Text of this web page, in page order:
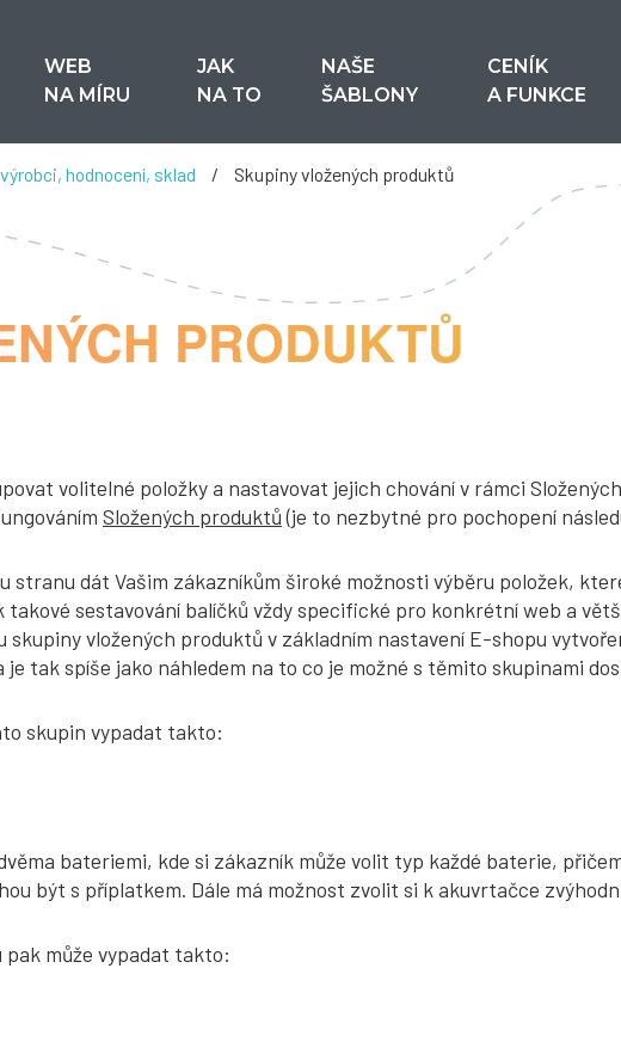
WEB
NA MÍRU
JAK
NA TO
NAŠE
ŠABLONY
CENÍK
A FUNKCE
PRODUKTŮ
hodnocení, sklad / Skupiny vložených produktů
volitelné položky a nastavovat jejich chování v rámci
Složených produktů(je to nezbytné pro pochopení
stranu dát Vašim zákazníkům široké možnosti výběru položek,
sestavování balíčků vždy specifické pro konkrétní web a
vložených produktů v základním nastavení E-shopu
tak spíše jako náhledem na to co je možné s těmito skupinami
skupin vypadat takto:
bateriemi, kde si zákazník může volit typ každé baterie,
být s příplatkem. Dále má možnost zvolit si k akuvrtačce
může vypadat takto: